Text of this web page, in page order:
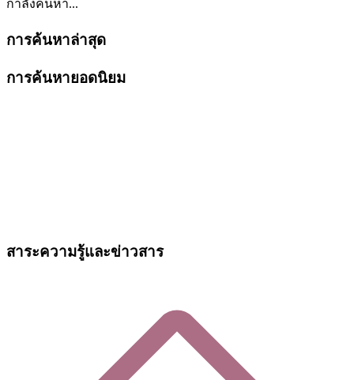
กำลังค้นหา...
การค้นหาล่าสุด
การค้นหายอดนิยม
สาระความรู้และข่าวสาร